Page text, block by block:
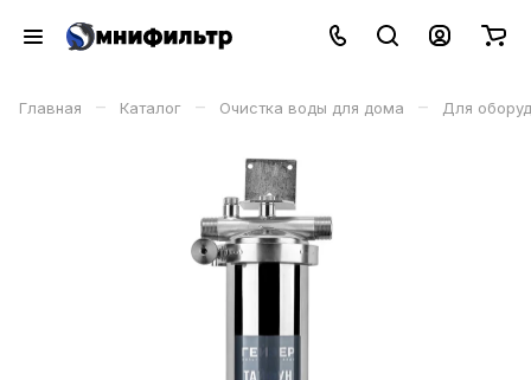
Главная – Каталог – Очистка воды для дома – Для